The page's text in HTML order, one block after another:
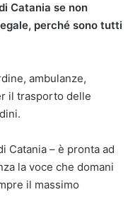
Catania se non
perché sono tutti
ambulanze,
il trasporto delle
Catania – è pronta ad
la voce che domani
il massimo